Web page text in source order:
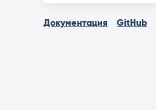
Документация GitHub